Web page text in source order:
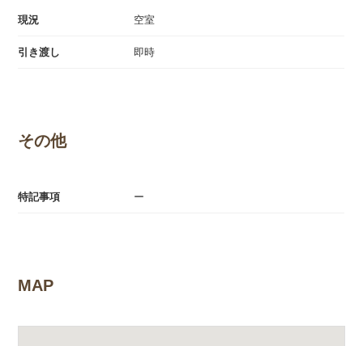
現況 空室
引き渡し 即時
その他
特記事項 ー
MAP